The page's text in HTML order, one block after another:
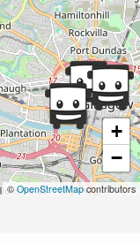
+
−
©OpenStreetMap contributors